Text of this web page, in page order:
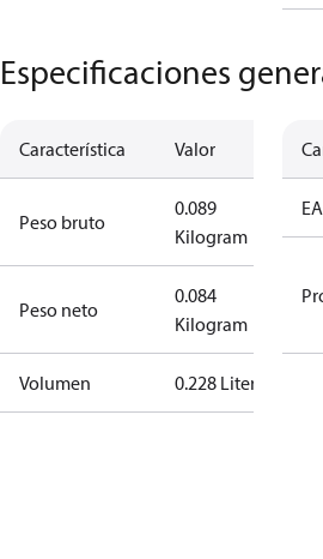
Especificaciones
Característica Valor
Peso bruto
0.089
Kilogram
Peso neto
0.084
Kilogram
Volumen 0.228 Liter